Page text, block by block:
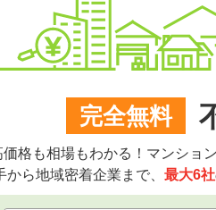
完全無料
価格も相場もわかる！マンショ
から地域密着企業まで、 最大6社